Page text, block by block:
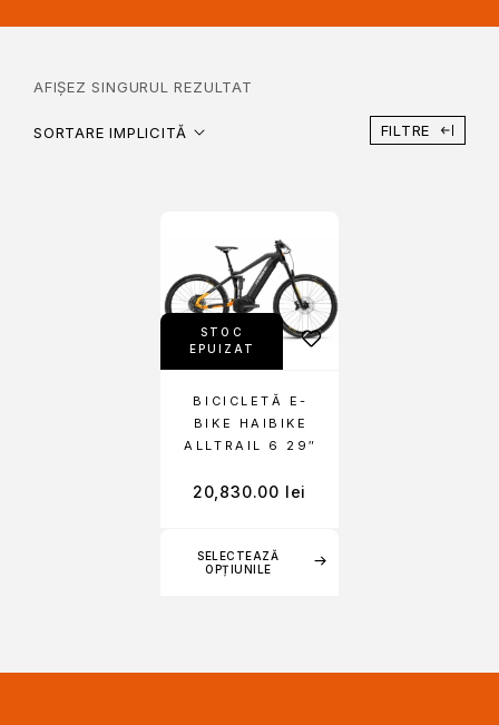
AFIȘEZ SINGURUL REZULTAT
SORTARE IMPLICITĂ FILTRE
STOC
EPUIZAT
SELECTEAZĂ
OPȚIUNILE
BICICLETĂ E-
BIKE HAIBIKE
ALLTRAIL 6 29″
20,830.00 lei